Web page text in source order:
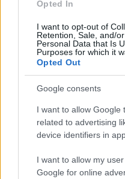
Opted In
I want to opt-out of
Retention, Sale, and/
Personal Data that Is
Purposes for which it
Opted Out
Google consents
I want to allow Google
related to advertising
device identifiers in
I want to allow my
Google for online
Πέλλας
ΑΝΤΑΠΟΔΟΤΙΚΑ
ΝΠΙΔ 2025